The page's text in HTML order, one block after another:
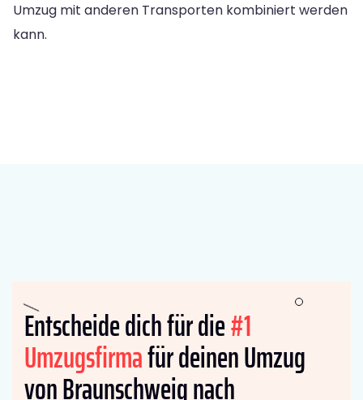
Umzug mit anderen Transporten kombiniert werden
kann.
Entscheide dich für die#1
Umzugsfirmafür deinen Umzug
von Braunschweig nach